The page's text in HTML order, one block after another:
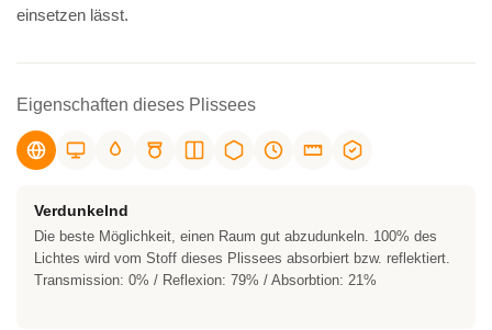
einsetzen lässt.
Eigenschaften dieses Plissees
Verdunkelnd
Die beste Möglichkeit, einen Raum gut abzudunkeln. 100% des
Lichtes wird vom Stoff dieses Plissees absorbiert bzw. reflektiert.
Transmission: 0% / Reflexion: 79% / Absorbtion: 21%